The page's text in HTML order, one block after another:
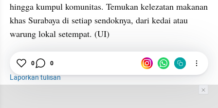
hingga kumpul komunitas. Temukan kelezatan makanan
khas Surabaya di setiap sendoknya, dari kedai atau
warung lokal setempat. (UI)
Kuliner
Laporkan tulisan
0 0